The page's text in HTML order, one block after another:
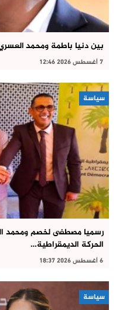
بين دنيا باطمة ومحمد
7 أغسطس 2026 12:46
سياسة
رسميا مصطفى لخصم ومحمد
الحركة الديمقراطية…
6 أغسطس 2026 18:37
سياسة